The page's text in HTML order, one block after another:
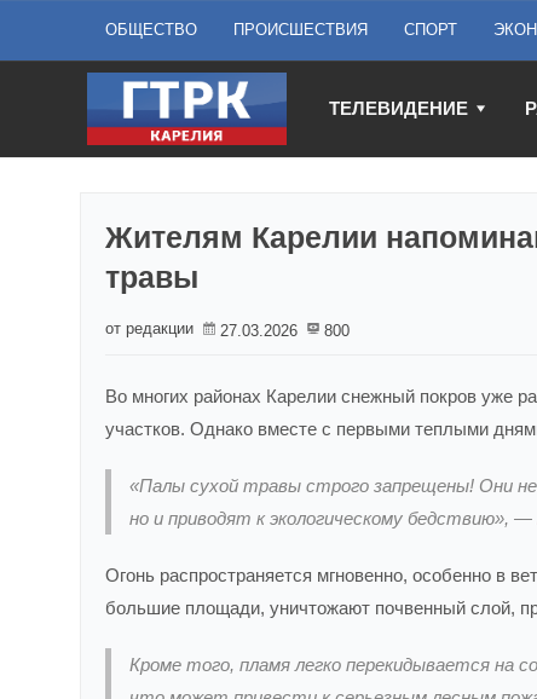
ОБЩЕСТВО ПРОИСШЕСТВИЯ СПОРТ
ТЕЛЕВИДЕНИЕ
Жителям Карелии
травы
от редакции 27.03.2026 800
Во многих районах Карелии снежный покров уже
участков. Однако вместе с первыми теплыми
«Палы сухой травы строго запрещены! Они
но и приводят к экологическому бедствию», —
Огонь распространяется мгновенно, особенно в
большие площади, уничтожают почвенный слой,
Кроме того, пламя легко перекидывается на